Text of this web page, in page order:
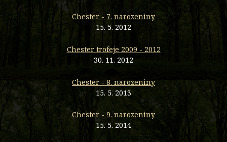
Chester - 7. narozeniny
15. 5. 2012
Chester trofeje 2009 - 2012
30. 11. 2012
Chester - 8. narozeniny
15. 5. 2013
Chester - 9. narozeniny
15. 5. 2014